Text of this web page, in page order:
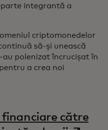
parte integrantă a
criptomonedelor
să-și unească
polenizat încrucișat în
a crea noi
financiare către